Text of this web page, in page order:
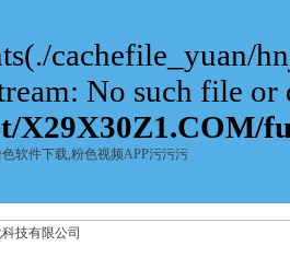
cachefile_yuan/
No such file
X29X30Z1.COM/
软件下载,粉色视频APP污污污